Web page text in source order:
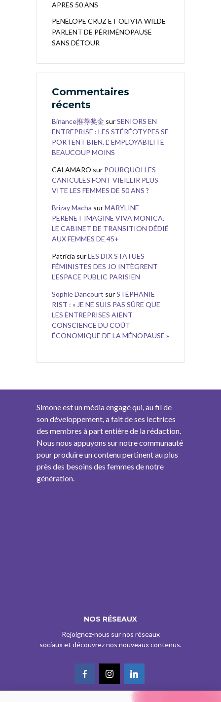
APRES 50 ANS
PENÉLOPE CRUZ ET OLIVIA WILDE
PARLENT DE PÉRIMÉNOPAUSE
SANS DÉTOUR
Commentaires
récents
Binance推荐奖金 surSENIORS EN
ENTREPRISE : LES STÉRÉOTYPES SE
PORTENT BIEN, L’ EMPLOYABILITÉ
BEAUCOUP MOINS
CALAMARO sur POURQUOI LES
CANICULES FONT VIEILLIR PLUS
VITE LES FEMMES DE 50 ANS ?
Brizay Macha surMARYLINE
PERENET IMAGINE VIVA MONICA,
LE CABINET DE TRANSITION DÉDIÉ
AUX FEMMES DE 45+
Patricia surLES DIX STATUES
FÉMINISTES DES JO INTÈGRENT
L’ESPACE PUBLIC PARISIEN
Sophie Dancourt surSTÉPHANIE
RIST : « JE NE SUIS PAS SÛRE QUE
LES ENTREPRISES AIENT
CONSCIENCE DU COÛT
ÉCONOMIQUE DE LA MÉNOPAUSE »
Simone est un média engagé qui, au fil de
son développement, a fait de ses lectrices
des membres à part entière de la rédaction.
Nous nous appuyons sur notre communauté
pour produire un contenu pertinent au plus
près des besoins des femmes de notre
génération.
NOS RÉSEAUX
Rejoignez-nous sur nos réseaux
sociaux et découvrez nos nouveaux contenus.